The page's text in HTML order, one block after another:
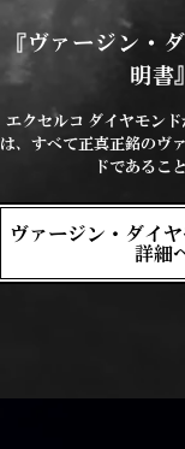
『ヴァージン・
明書』
エクセルコ ダイヤモン
は、すべて正真正銘のヴ
ドであるこ
ヴァージン・ダイ
詳細